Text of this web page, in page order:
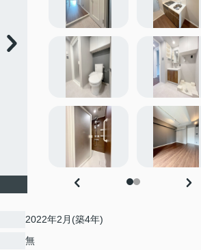
2022年2月(築4年)
無